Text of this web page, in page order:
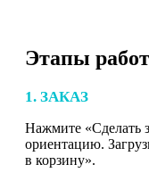
Этапы
1. ЗАКАЗ
Нажмите «Сделать
ориентацию.
в корзину».